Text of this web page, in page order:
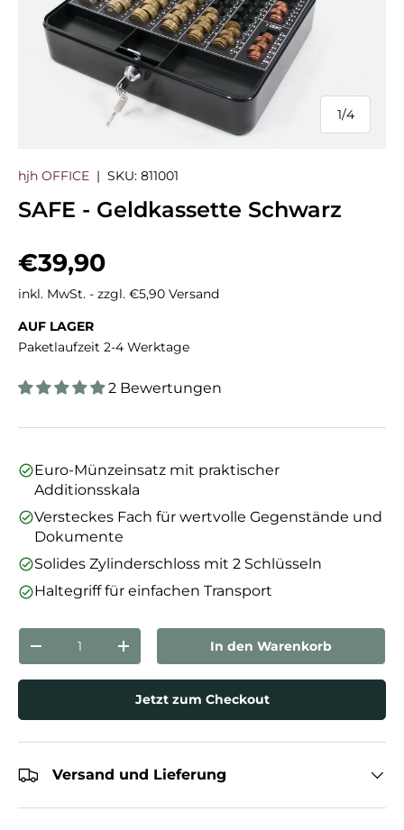
1/
von
4
hjh OFFICE | SKU: 811001
SAFE - Geldkassette Schwarz
Normaler Preis
€39,90
inkl. MwSt. - zzgl. €5,90 Versand
AUF LAGER
Paketlaufzeit 2-4 Werktage
2 Bewertungen
Euro-Münzeinsatz mit praktischer
Additionsskala
Versteckes Fach für wertvolle Gegenstände und
Dokumente
Solides Zylinderschloss mit 2 Schlüsseln
Haltegriff für einfachen Transport
Anzahl
Menge verringernMenge erhöhenIn den Warenkorb
Jetzt zum Checkout
Versand und Lieferung